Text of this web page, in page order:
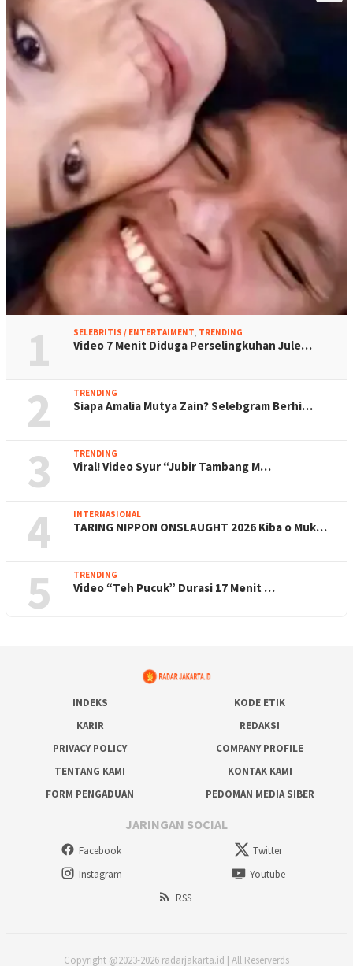
1 SELEBRITIS / ENTERTAIMENT, TRENDING
Video 7 Menit Diduga Perselingkuhan Jule…
2 TRENDING
Siapa Amalia Mutya Zain? Selebgram Berhi…
3 TRENDING
Viral! Video Syur “Jubir Tambang M…
4 INTERNASIONAL
TARING NIPPON ONSLAUGHT 2026 Kiba o Muk…
5 TRENDING
Video “Teh Pucuk” Durasi 17 Menit …
INDEKS
KODE ETIK
KARIR
REDAKSI
PRIVACY POLICY
COMPANY PROFILE
TENTANG KAMI
KONTAK KAMI
FORM PENGADUAN
PEDOMAN MEDIA SIBER
JARINGAN SOCIAL
Facebook
Twitter
Instagram
Youtube
RSS
Copyright @2023-2026 radarjakarta.id | All Reserverds